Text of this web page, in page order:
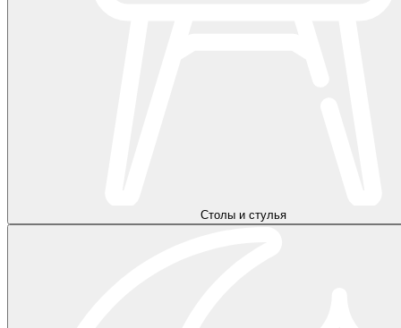
Столы и стулья